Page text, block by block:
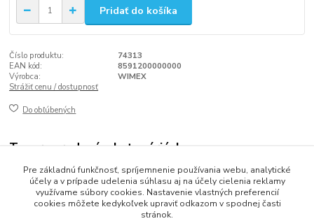
Pridať do košíka
Číslo produktu:
74313
EAN kód:
8591200000000
Výrobca:
WIMEX
Strážiť cenu / dostupnosť
Do obľúbených
Tovar zaradený v kategóriách
Plasty do mikrovlnnej rúry
Pre základnú funkčnosť, spríjemnenie používania webu, analytické
účely a v prípade udelenia súhlasu aj na účely cielenia reklamy
využívame súbory cookies. Nastavenie vlastných preferencií
cookies môžete kedykoľvek upraviť odkazom v spodnej časti
stránok.